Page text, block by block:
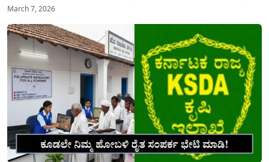
March 7, 2026